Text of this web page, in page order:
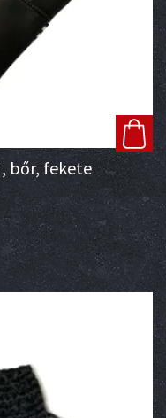
bőr, fekete